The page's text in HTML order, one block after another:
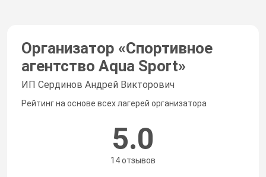
Организатор «Спортивное
агентство Aqua Sport»
ИП Сердинов Андрей Викторович
Рейтинг на основе всех лагерей организатора
5.0
14 отзывов